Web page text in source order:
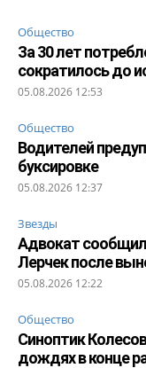
Общество
За 30 лет
сократилось до
05.08.2026 12:53
Общество
Водителей
буксировке
05.08.2026 12:37
Звезды
Адвокат
Лерчек после
05.08.2026 12:22
Общество
Синоптик
дождях в конце